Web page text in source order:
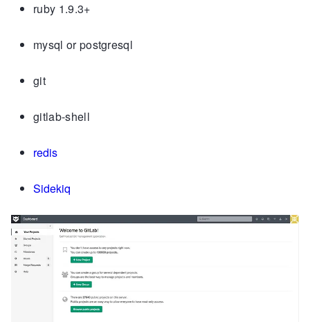
ruby 1.9.3+
mysql or postgresql
git
gitlab-shell
redis
Sidekiq